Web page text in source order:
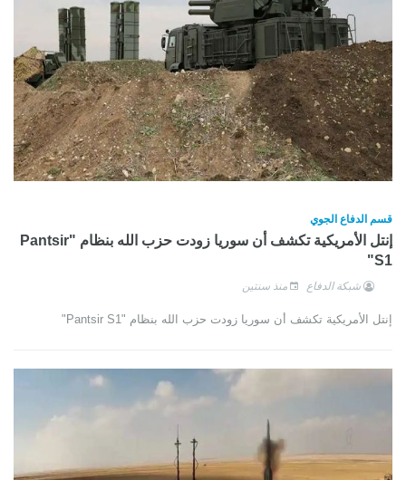
قسم الدفاع الجوي
إنتل الأمريكية تكشف أن سوريا زودت حزب الله بنظام "Pantsir
S1"
شبكة الدفاع منذ سنتين
إنتل الأمريكية تكشف أن سوريا زودت حزب الله بنظام "Pantsir S1"